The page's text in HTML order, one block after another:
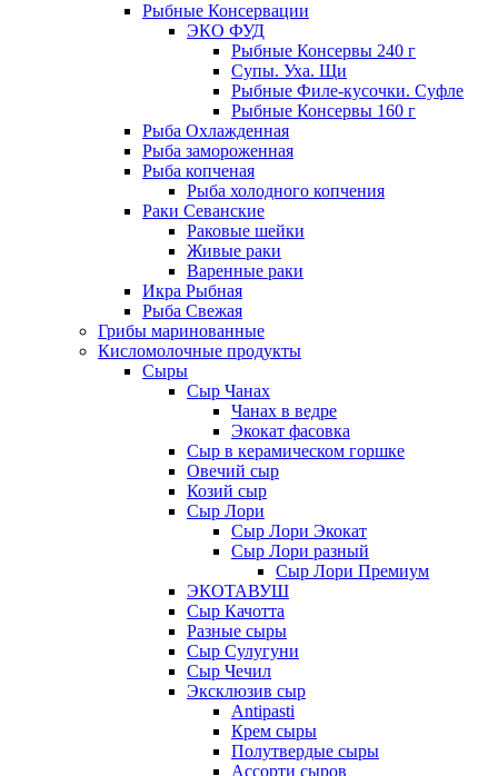
Рыбные Консервации
ЭКО ФУД
Рыбные Консервы 240 г
Супы. Уха. Щи
Рыбные Филе-кусочки. Суфле
Рыбные Консервы 160 г
Рыба Охлажденная
Рыба замороженная
Рыба копченая
Рыба холодного копчения
Раки Севанские
Раковые шейки
Живые раки
Варенные раки
Икра Рыбная
Рыба Свежая
Грибы маринованные
Кисломолочные продукты
Сыры
Сыр Чанах
Чанах в ведре
Экокат фасовка
Сыр в керамическом горшке
Овечий сыр
Козий сыр
Сыр Лори
Сыр Лори Экокат
Сыр Лори разный
Сыр Лори Премиум
ЭКОТАВУШ
Сыр Качотта
Разные сыры
Сыр Сулугуни
Сыр Чечил
Эксклюзив сыр
Antipasti
Крем сыры
Полутвердые сыры
Ассорти сыров